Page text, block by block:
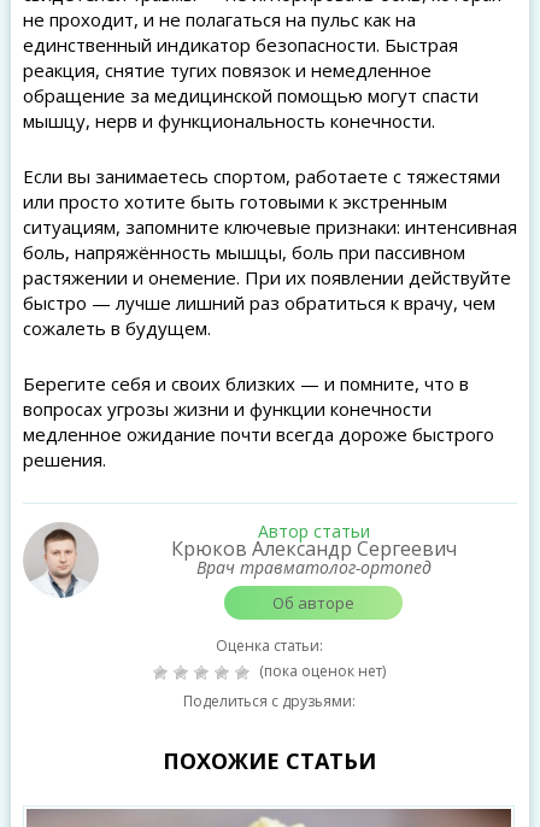
не проходит, и не полагаться на пульс как на
единственный индикатор безопасности. Быстрая
реакция, снятие тугих повязок и немедленное
обращение за медицинской помощью могут спасти
мышцу, нерв и функциональность конечности.
Если вы занимаетесь спортом, работаете с тяжестями
или просто хотите быть готовыми к экстренным
ситуациям, запомните ключевые признаки: интенсивная
боль, напряжённость мышцы, боль при пассивном
растяжении и онемение. При их появлении действуйте
быстро — лучше лишний раз обратиться к врачу, чем
сожалеть в будущем.
Берегите себя и своих близких — и помните, что в
вопросах угрозы жизни и функции конечности
медленное ожидание почти всегда дороже быстрого
решения.
Автор статьи
Крюков Александр Сергеевич
Врач травматолог-ортопед
Об авторе
Оценка статьи:
(пока оценок нет)
Поделиться с друзьями:
ПОХОЖИЕ СТАТЬИ